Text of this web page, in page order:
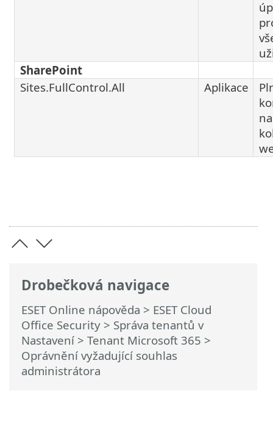
Drobečková navigace
ESET Online nápověda > ESET Cloud
Office Security > Správa tenantů v
Nastavení > Tenant Microsoft 365 >
Oprávnění vyžadující souhlas
administrátora
SharePoint
Sites.FullControl.All
Aplikace